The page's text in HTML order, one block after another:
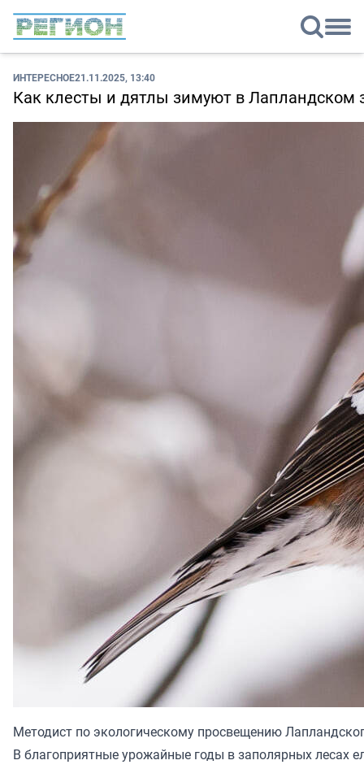
ИНТЕРЕСНОЕ21.11.2025, 13:40
Как клесты и дятлы зимуют в Лапландском
Методист по экологическому просвещению
В благоприятные урожайные годы в заполярных лесах